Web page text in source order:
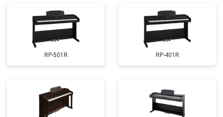
RP-501R RP-401R